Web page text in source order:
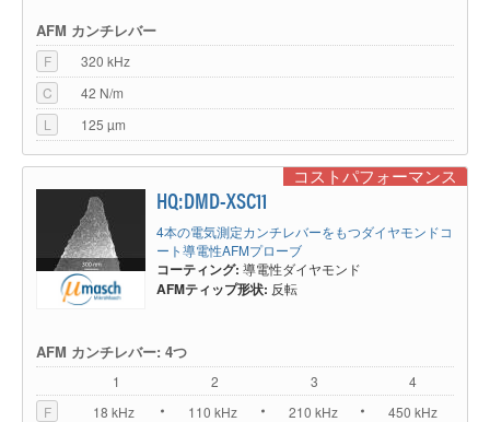
AFM カンチレバー
F
320 kHz
C
42 N/m
L
125 µm
コストパフォーマンス
HQ:DMD-XSC11
4本の電気測定カンチレバーをもつダイヤモンドコ
ート導電性AFMプローブ
コーティング: 導電性ダイヤモンド
AFMティップ形状: 反転
AFM カンチレバー: 4つ
1 2 3
4
F
18 kHz 110 kHz 210 kHz
450 kHz